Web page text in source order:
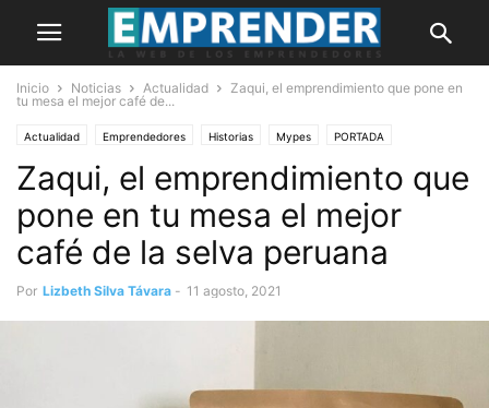
Inicio Noticias Actualidad
Zaqui, el emprendimiento que pone en
tu mesa el mejor café de...
Actualidad Emprendedores Historias Mypes PORTADA
Zaqui, el emprendimiento que
pone en tu mesa el mejor
café de la selva peruana
Por Lizbeth Silva Távara - 11 agosto, 2021